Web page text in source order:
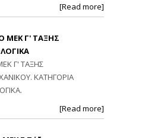
[Read more]
ΜΕΚ Γ' ΤΑΞΗΣ
Γ' ΤΑΞΗΣ
ΚΑΤΗΓΟΡΙΑ
[Read more]